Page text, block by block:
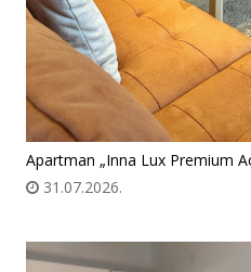
Apartman „Inna Lux Premium
31.07.2026.